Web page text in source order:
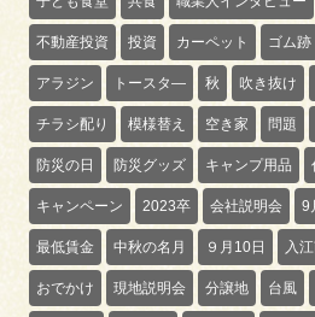
不動産投資 投資 カーペット ゴム跡
アラジン トースタ― 秋 吹き抜け
チラシ配り 模様替え 空き家 問題
防災の日 防災グッズ キャンプ用品
キャンペーン 2023卒 会社説明会 9
最低賃金 中秋の名月 ９月10日 入
おでかけ 現地説明会 分譲地 台風